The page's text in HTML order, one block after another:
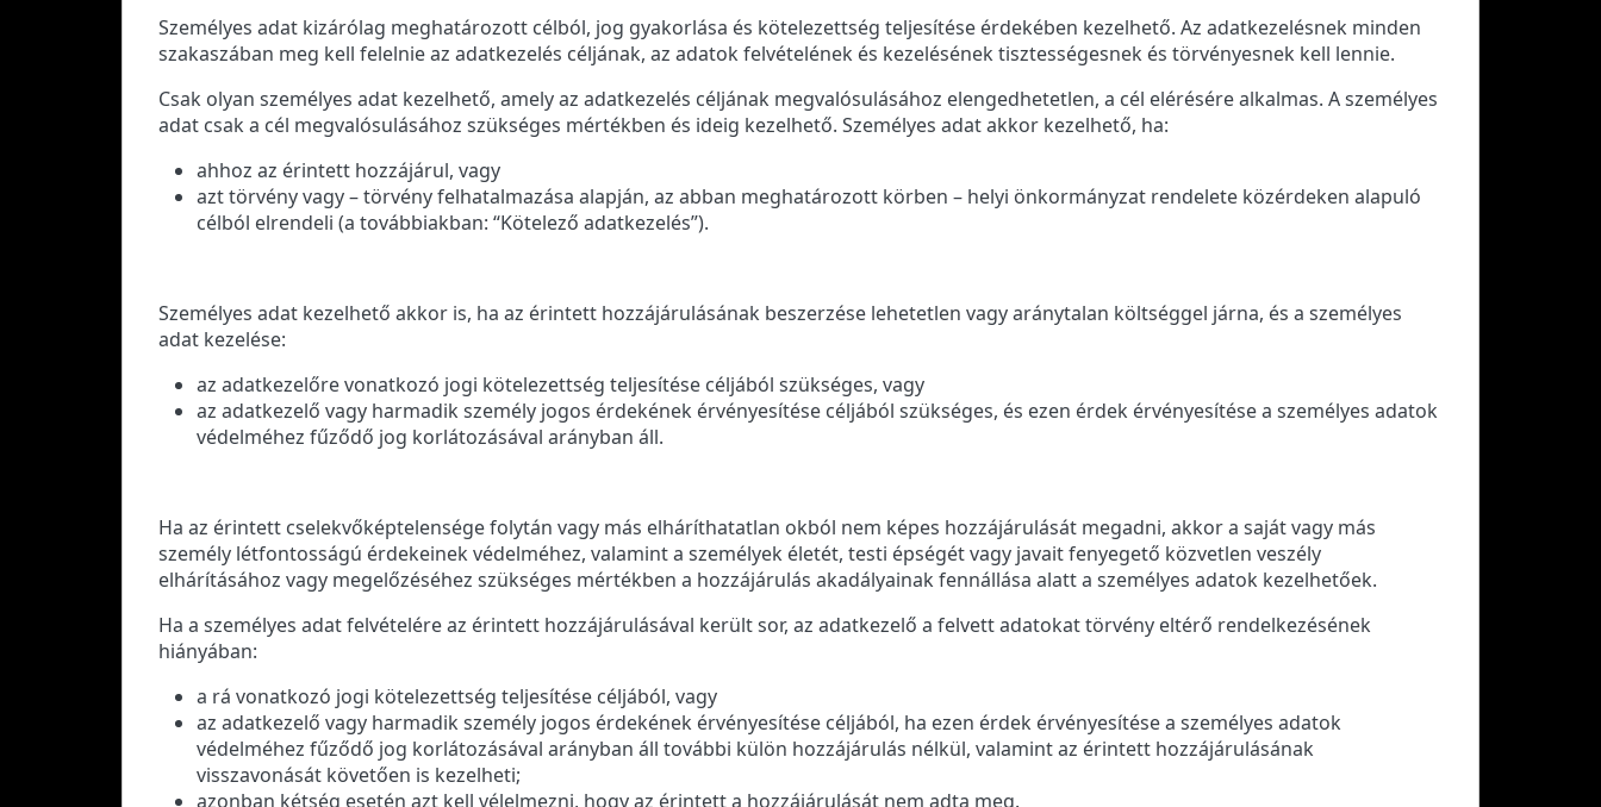
Személyes adat kizárólag meghatározott célból, jog gyakorlása és kötelezettség teljesítése érdekében kezelhető. Az adatkezelésnek minden
szakaszában meg kell felelnie az adatkezelés céljának, az adatok felvételének és kezelésének tisztességesnek és törvényesnek kell lennie.
Csak olyan személyes adat kezelhető, amely az adatkezelés céljának megvalósulásához elengedhetetlen, a cél elérésére alkalmas. A személyes
adat csak a cél megvalósulásához szükséges mértékben és ideig kezelhető. Személyes adat akkor kezelhető, ha:
ahhoz az érintett hozzájárul, vagy
azt törvény vagy – törvény felhatalmazása alapján, az abban meghatározott körben – helyi önkormányzat rendelete közérdeken alapuló
célból elrendeli (a továbbiakban: “Kötelező adatkezelés”).
Személyes adat kezelhető akkor is, ha az érintett hozzájárulásának beszerzése lehetetlen vagy aránytalan költséggel járna, és a személyes
adat kezelése:
az adatkezelőre vonatkozó jogi kötelezettség teljesítése céljából szükséges, vagy
az adatkezelő vagy harmadik személy jogos érdekének érvényesítése céljából szükséges, és ezen érdek érvényesítése a személyes adatok
védelméhez fűződő jog korlátozásával arányban áll.
Ha az érintett cselekvőképtelensége folytán vagy más elháríthatatlan okból nem képes hozzájárulását megadni, akkor a saját vagy más
személy létfontosságú érdekeinek védelméhez, valamint a személyek életét, testi épségét vagy javait fenyegető közvetlen veszély
elhárításához vagy megelőzéséhez szükséges mértékben a hozzájárulás akadályainak fennállása alatt a személyes adatok kezelhetőek.
Ha a személyes adat felvételére az érintett hozzájárulásával került sor, az adatkezelő a felvett adatokat törvény eltérő rendelkezésének
hiányában:
a rá vonatkozó jogi kötelezettség teljesítése céljából, vagy
az adatkezelő vagy harmadik személy jogos érdekének érvényesítése céljából, ha ezen érdek érvényesítése a személyes adatok
védelméhez fűződő jog korlátozásával arányban áll további külön hozzájárulás nélkül, valamint az érintett hozzájárulásának
visszavonását követően is kezelheti;
azonban kétség esetén azt kell vélelmezni, hogy az érintett a hozzájárulását nem adta meg.